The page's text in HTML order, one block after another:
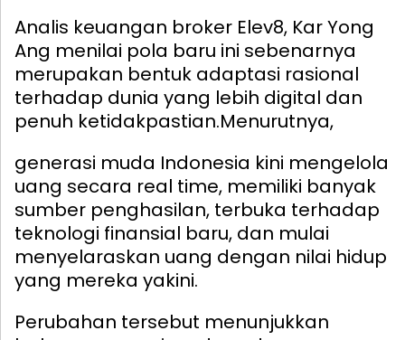
Analis keuangan broker Elev8, Kar Yong
Ang menilai pola baru ini sebenarnya
merupakan bentuk adaptasi rasional
terhadap dunia yang lebih digital dan
penuh ketidakpastian.Menurutnya,
generasi muda Indonesia kini mengelola
uang secara real time, memiliki banyak
sumber penghasilan, terbuka terhadap
teknologi finansial baru, dan mulai
menyelaraskan uang dengan nilai hidup
yang mereka yakini.
Perubahan tersebut menunjukkan